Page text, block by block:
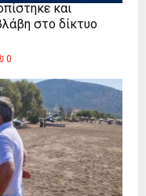
και
στο δίκτυο
0